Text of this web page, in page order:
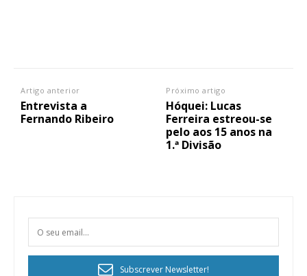
Artigo anterior
Entrevista a
Fernando Ribeiro
Próximo artigo
Hóquei: Lucas
Ferreira estreou-se
pelo aos 15 anos na
1.ª Divisão
Subscrever Newsletter!